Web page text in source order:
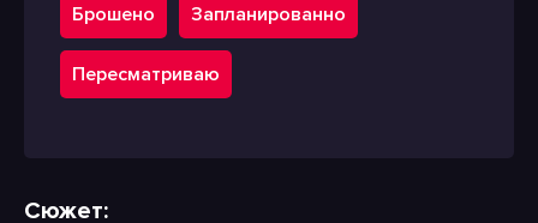
Брошено Запланированно
Пересматриваю
Сюжет: